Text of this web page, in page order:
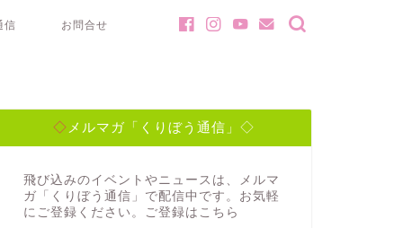
信 お問合せ
◇メルマガ「くりぼう通信」◇
飛び込みのイベントやニュースは、メルマ
ガ「くりぼう通信」で配信中です。お気軽
にご登録ください。ご登録は こちら